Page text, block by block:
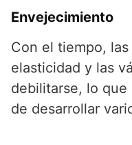
Envejecimiento
Con el tiempo,
elasticidad y las
debilitarse, lo que
de desarrollar